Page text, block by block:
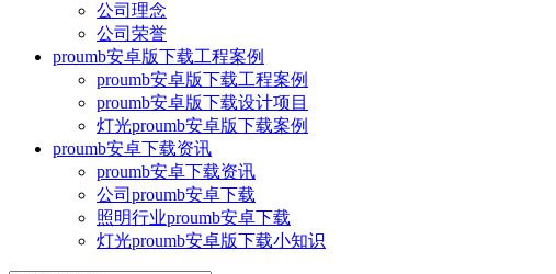
公司理念
公司荣誉
proumb安卓版下载工程案例
proumb安卓版下载工程案例
proumb安卓版下载设计项目
灯光proumb安卓版下载案例
proumb安卓下载资讯
proumb安卓下载资讯
公司proumb安卓下载
照明行业proumb安卓下载
灯光proumb安卓版下载小知识